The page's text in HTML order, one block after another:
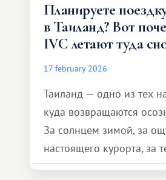
Планируете
в Таиланд? Вот
IVC летают туда
17 february 2026
Таиланд — одно из тех
куда возвращаются
За солнцем зимой, за
настоящего курорта, за
и тем самым